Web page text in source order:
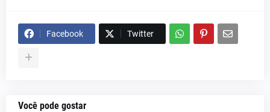
Facebook Twitter
Você pode gostar